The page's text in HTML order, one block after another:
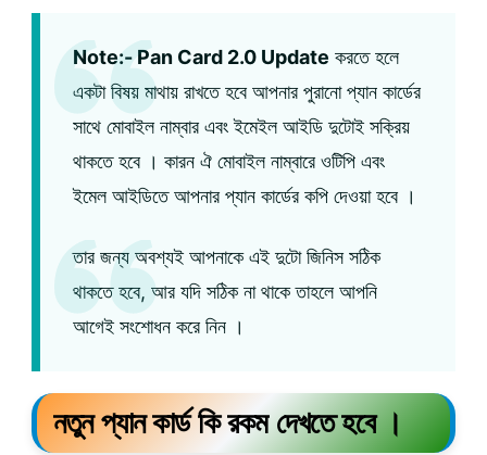
Note:- Pan Card 2.0 Update করতে হলে
একটা বিষয় মাথায় রাখতে হবে আপনার পুরানো প্যান কার্ডের
সাথে মোবাইল নাম্বার এবং ইমেইল আইডি দুটোই সক্রিয়
থাকতে হবে । কারন ঐ মোবাইল নাম্বারে ওটিপি এবং
ইমেল আইডিতে আপনার প্যান কার্ডের কপি দেওয়া হবে ।
তার জন্য অবশ্যই আপনাকে এই দুটো জিনিস সঠিক
থাকতে হবে, আর যদি সঠিক না থাকে তাহলে আপনি
আগেই সংশোধন করে নিন ।
নতুন প্যান কার্ড কি রকম দেখতে হবে ।